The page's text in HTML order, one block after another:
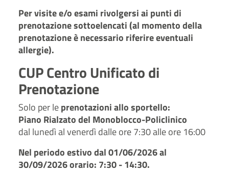
Per visite e/o esami rivolgersi ai punti di
prenotazione sottoelencati (al momento della
prenotazione è necessario riferire eventuali
allergie).
CUP Centro Unificato di
Prenotazione
Solo per leprenotazioni allo sportello:
Piano Rialzato del Monoblocco-Policlinico
dal lunedì al venerdì dalle ore 7:30 alle ore 16:00
Nel periodo estivo dal 01/06/2026 al
30/09/2026 orario: 7:30 - 14:30.